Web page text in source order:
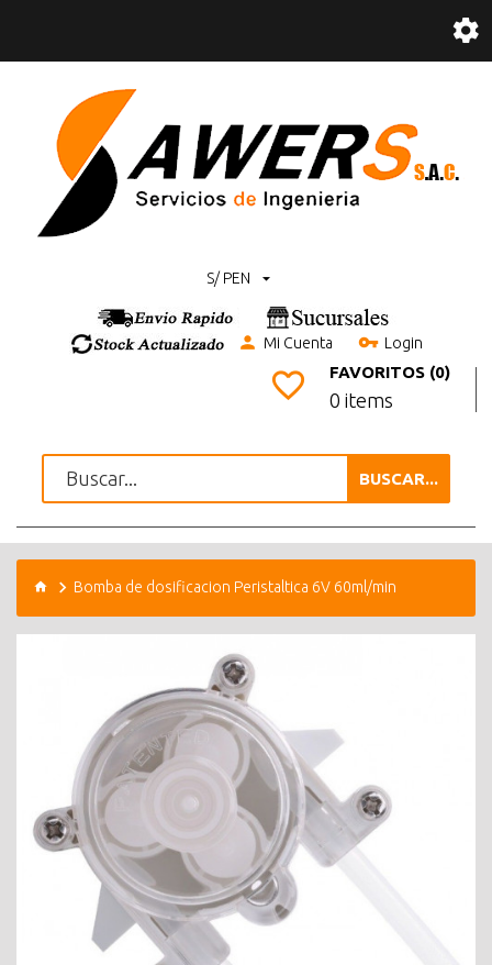
S/ PEN
Mi Cuenta Login
FAVORITOS (0)
0 items
BUSCAR...
Bomba de dosificacion Peristaltica 6V 60ml/min